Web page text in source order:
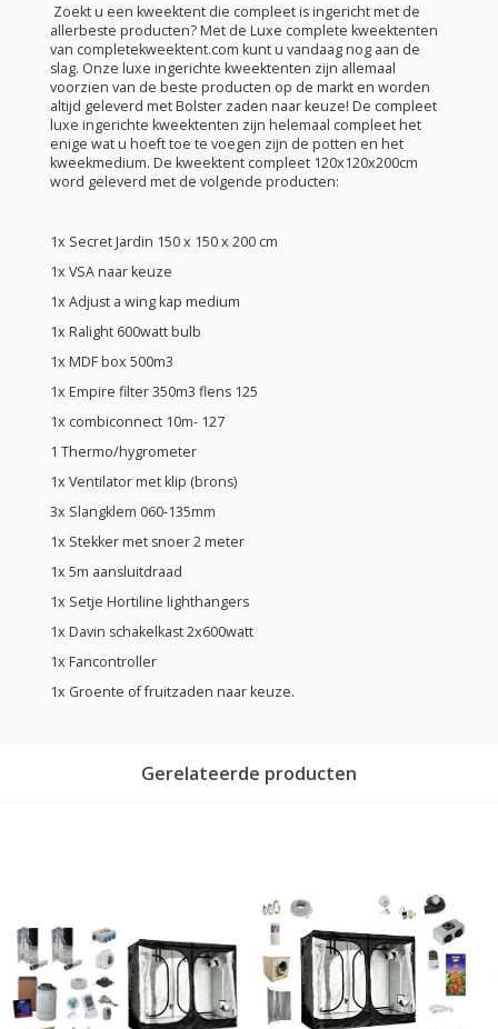
Zoekt u een kweektent die compleet is ingericht met de
allerbeste producten? Met de Luxe complete kweektenten
van completekweektent.com kunt u vandaag nog aan de
slag. Onze luxe ingerichte kweektenten zijn allemaal
voorzien van de beste producten op de markt en worden
altijd geleverd met Bolster zaden naar keuze! De compleet
luxe ingerichte kweektenten zijn helemaal compleet het
enige wat u hoeft toe te voegen zijn de potten en het
kweekmedium. De kweektent compleet 120x120x200cm
word geleverd met de volgende producten:
1x Secret Jardin 150 x 150 x 200 cm
1x VSA naar keuze
1x Adjust a wing kap medium
1x Ralight 600watt bulb
1x MDF box 500m3
1x Empire filter 350m3 flens 125
1x combiconnect 10m- 127
1 Thermo/hygrometer
1x Ventilator met klip (brons)
3x Slangklem 060-135mm
1x Stekker met snoer 2 meter
1x 5m aansluitdraad
1x Setje Hortiline lighthangers
1x Davin schakelkast 2x600watt
1x Fancontroller
1x Groente of fruitzaden naar keuze.
Gerelateerde producten